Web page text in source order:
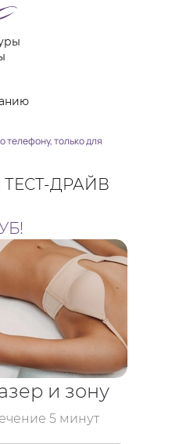
телефону, только для
ДРАЙВ
и зону
5 минут